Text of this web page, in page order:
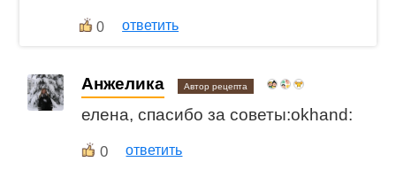
0 ответить
Анжелика Автор рецепта
елена, спасибо за советы:okhand:
0 ответить